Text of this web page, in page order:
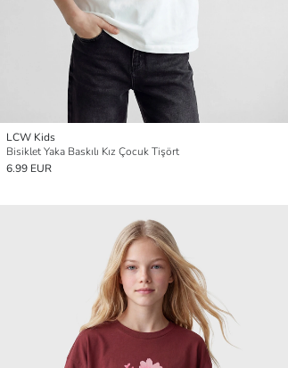
LCW Kids
Bisiklet Yaka Baskılı Kız Çocuk Tişört
6.99 EUR